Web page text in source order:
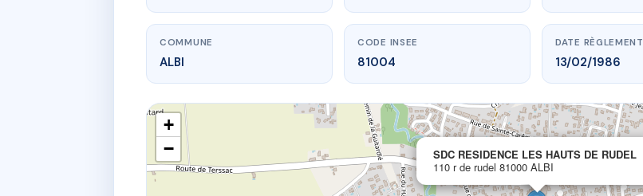
www.vme.plus/AC6465967
SDC RESIDENCE LES HAUTS DE RUDEL
110 r de rudel81000 ALBI
COMMUNE
ALBI
CODE INSEE
81004
DATE RÈGLEMENT
13/02/1986
SDC RESIDENCE LES HAUTS DE RUDEL
110 r de rudel 81000 ALBI
+
−